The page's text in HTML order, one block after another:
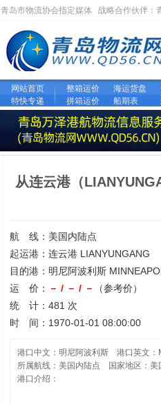
青岛市物流协会指定媒体 战略合作伙伴：
网站首页 整箱运价 海运货盘
特快专递
拼箱运价 船期表
从连云港（
航 线：美国内陆点
起运港：连云港 LIANYUNGANG
目的港：明尼阿波利斯
运 价：
－ / － / －
（参考价）
统 计：481 次
时 间：1970-01-01 08:00:00
港口中文：明尼阿波利斯 港口英文
所属航线：美国内陆点 国家地区：美
港口介绍：